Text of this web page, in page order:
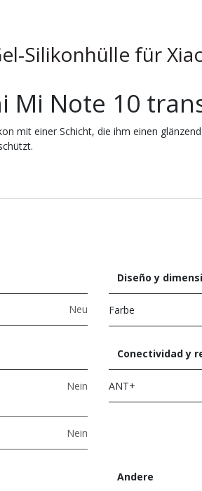
Silikonhülle für
Mi Note 10
mit einer Schicht, die ihm einen
Neu
Diseño y
Farbe
Nein
Nein
Conectividad y
ANT+
Andere